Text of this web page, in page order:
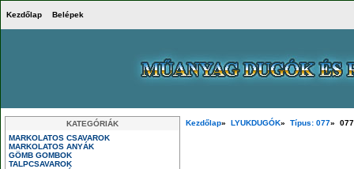
Kezdőlap Belépek
KATEGÓRIÁK
MARKOLATOS CSAVAROK
MARKOLATOS ANYÁK
GÖMB GOMBOK
TALPCSAVAROK
Kezdőlap» LYUKDUGÓK» Típus: 077» 077